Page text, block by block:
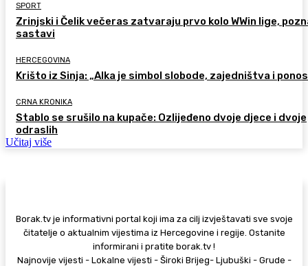
SPORT
Zrinjski i Čelik večeras zatvaraju prvo kolo WWin lige,
sastavi
HERCEGOVINA
Krišto iz Sinja: „Alka je simbol slobode, zajedništva i
CRNA KRONIKA
Stablo se srušilo na kupače: Ozlijeđeno dvoje djece i dvoje
odraslih
Učitaj više
Borak.tv je informativni portal koji ima za cilj izvještavati sve svoje
čitatelje o aktualnim vijestima iz Hercegovine i regije. Ostanite
informirani i pratite borak.tv !
Najnovije vijesti - Lokalne vijesti - Široki Brijeg- Ljubuški - Grude -